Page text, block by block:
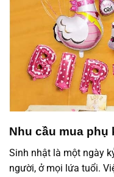
Nhu cầu mua phụ
Sinh nhật là một ngày
người, ở mọi lứa tuổi.